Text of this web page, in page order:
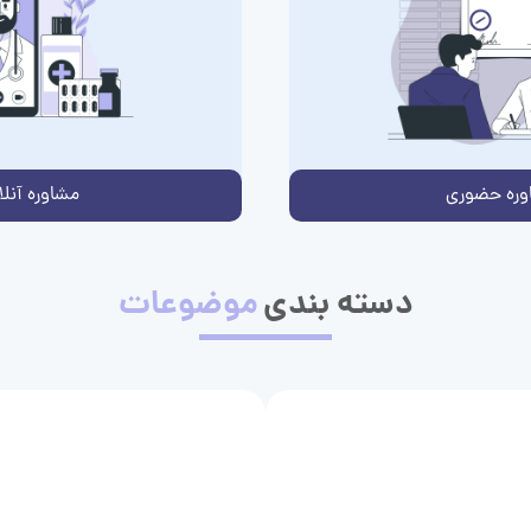
حضوری مشاوره
دسته بندیموضوعات